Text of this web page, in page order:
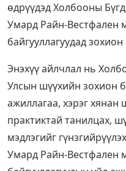
өдрүүдэд Холбооны
Умард Райн-Вестфален
байгууллагуудад зохион
Энэхүү айлчлал нь
Улсын шүүхийн зохион
ажиллагаа, хэрэг
практиктай танилцах,
мэдлэгийг
Умард Райн-Вестфален